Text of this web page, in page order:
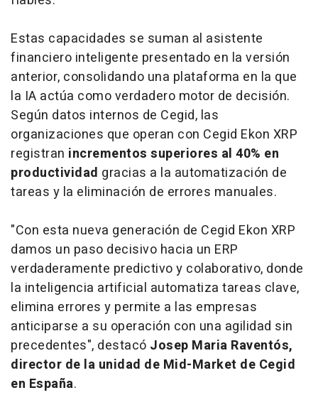
Estas capacidades se suman al asistente
financiero inteligente presentado en la versión
anterior, consolidando una plataforma en la que
la IA actúa como verdadero motor de decisión.
Según datos internos de Cegid, las
organizaciones que operan con Cegid Ekon XRP
registran incrementos superiores al 40% en
productividad gracias a la automatización de
tareas y la eliminación de errores manuales.
"Con esta nueva generación de Cegid Ekon XRP
damos un paso decisivo hacia un ERP
verdaderamente predictivo y colaborativo, donde
la inteligencia artificial automatiza tareas clave,
elimina errores y permite a las empresas
anticiparse a su operación con una agilidad sin
precedentes", destacó Josep Maria Raventós,
director de la unidad de Mid-Market de Cegid
en España.